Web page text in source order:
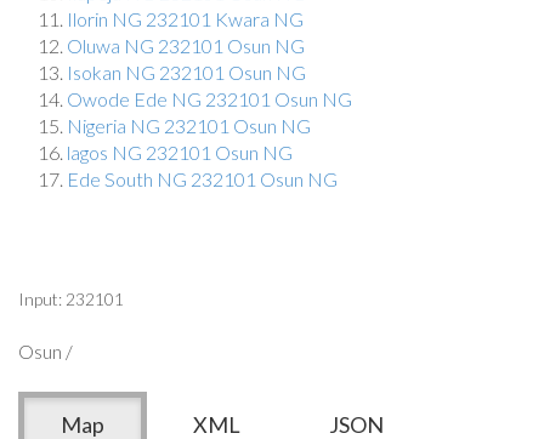
Ilorin NG 232101 Kwara NG
Oluwa NG 232101 Osun NG
Isokan NG 232101 Osun NG
Owode Ede NG 232101 Osun NG
Nigeria NG 232101 Osun NG
lagos NG 232101 Osun NG
Ede South NG 232101 Osun NG
Input: 232101
Osun /
Map XML JSON